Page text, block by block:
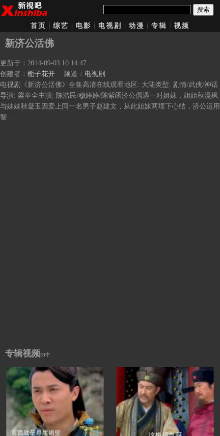
搜索
首页 综艺 电影 电视剧 动漫 专辑 视频
新济公活佛
更新于：2014-09-03 10:14:47
创建者： 栀子花开 频道： 电视剧
电视剧《新济公活佛》全集高清在线观看地区: 大陆类型: 剧情/武侠/神话
导演: 梁辛全主演: 陈浩民/穆婷婷/陈紫函济公偶遇一对姐妹，姐姐秋漫枫
与妹妹秋凝玉因爱上同一名男子赵建文，从此姐妹两埋下心结，济公运用
智……
专辑视频33个